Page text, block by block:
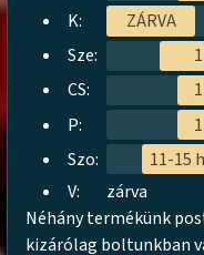
K:
ZÁRVA
Sze:
CS:
P:
Szo:
11-15 h
V:
zárva
Néhány termékünk
kizárólag boltunkban